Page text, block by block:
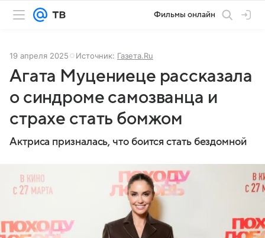
Фильмы онлайн
19 апреля 2025 Источник: Газета.Ru
Агата Муцениеце рассказала
о синдроме самозванца и
страхе стать бомжом
Актриса призналась, что боится стать бездомной